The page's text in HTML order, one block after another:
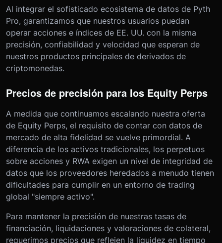
Al integrar el sofisticado ecosistema de datos de Pyth
Pro, garantizamos que nuestros usuarios puedan
operar acciones e índices de EE. UU. con la misma
precisión, confiabilidad y velocidad que esperan de
nuestros productos principales de derivados de
criptomonedas.
Precios de precisión para los Equity Perps
A medida que continuamos escalando nuestra oferta
de Equity Perps, el requisito de contar con datos de
mercado de alta fidelidad se vuelve primordial. A
diferencia de los activos tradicionales, los perpetuos
sobre acciones y RWA exigen un nivel de integridad de
datos que los proveedores heredados a menudo tienen
dificultades para cumplir en un entorno de trading
global "siempre activo".
Para mantener la precisión de nuestras tasas de
financiación, liquidaciones y valoraciones de colateral,
requerimos precios que reflejen la liquidez en tiempo